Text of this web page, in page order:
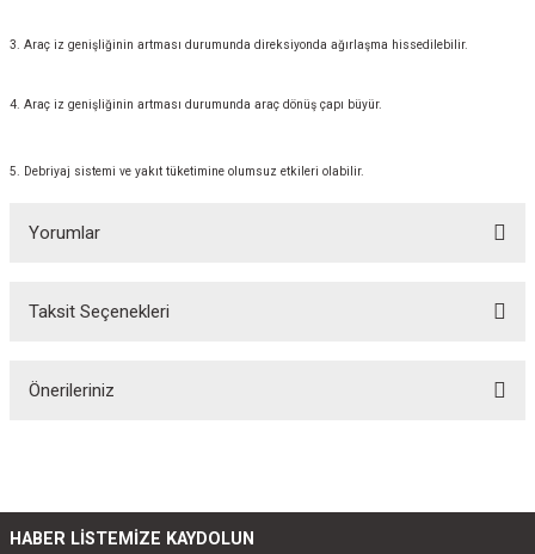
3. Araç iz genişliğinin artması durumunda direksiyonda ağırlaşma hissedilebilir.
4. Araç iz genişliğinin artması durumunda araç dönüş çapı büyür.
5. Debriyaj sistemi ve yakıt tüketimine olumsuz etkileri olabilir.
Yorumlar
Bu ürüne ilk yorumu siz yapın!
Taksit Seçenekleri
Önerileriniz
Görüş ve önerileriniz için teşekkür ederiz.
HABER LİSTEMİZE KAYDOLUN